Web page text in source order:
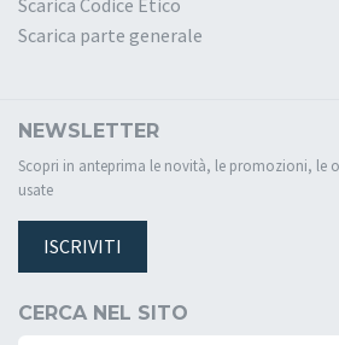
Scarica Codice Etico
Scarica parte generale
NEWSLETTER
Scopri in anteprima le novità, le promozioni, le
usate
ISCRIVITI
CERCA NEL SITO